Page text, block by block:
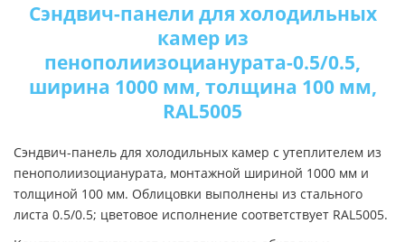
Сэндвич-панели для холодильных
камер из
пенополиизоцианурата-0.5/0.5,
ширина 1000 мм, толщина 100 мм,
RAL5005
Сэндвич-панель для холодильных камер с утеплителем из
пенополиизоцианурата, монтажной шириной 1000 мм и
толщиной 100 мм. Облицовки выполнены из стального
листа 0.5/0.5; цветовое исполнение соответствует RAL5005.